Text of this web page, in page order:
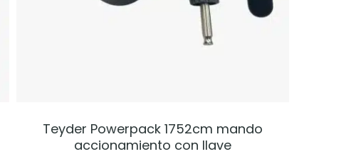
VER PRODUCTO
Teyder Powerpack 1752cm mando
accionamiento con llave